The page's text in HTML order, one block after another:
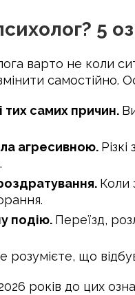
5
варто не коли
самостійно.
тих самих причин.
агресивною.
Коли
подію. Переїзд,
розумієте, що
років до цих